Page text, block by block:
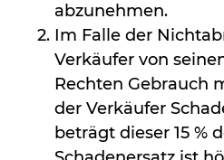
abzunehmen.
Im Falle der
Verkäufer von
Rechten Gebrauch
der Verkäufer
beträgt dieser 15 %